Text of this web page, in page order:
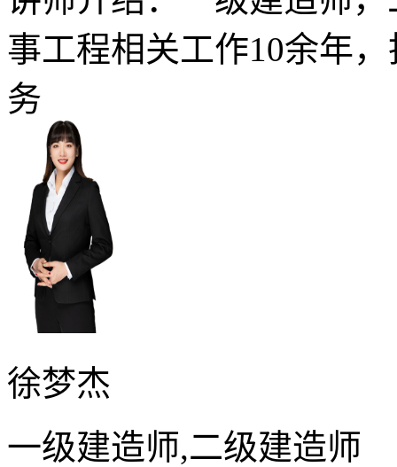
事工程相关工作10余年
务
徐梦杰
一级建造师,二级建造师